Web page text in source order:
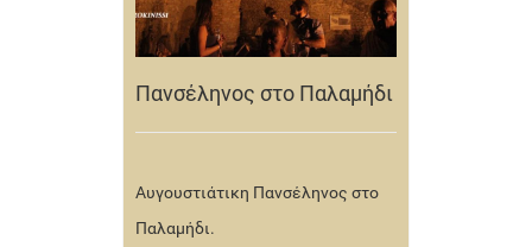
Πανσέληνος στο Παλαμήδι
Αυγουστιάτικη Πανσέληνος στο
Παλαμήδι.